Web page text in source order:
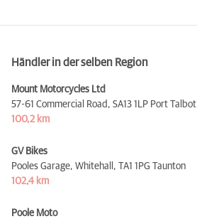
Händler in der selben Region
Mount Motorcycles Ltd
57-61 Commercial Road, SA13 1LP Port Talbot
100,2 km
GV Bikes
Pooles Garage, Whitehall, TA1 1PG Taunton
102,4 km
Poole Moto